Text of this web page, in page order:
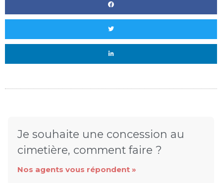
Je souhaite une concession au
cimetière, comment faire ?
Nos agents vous répondent »